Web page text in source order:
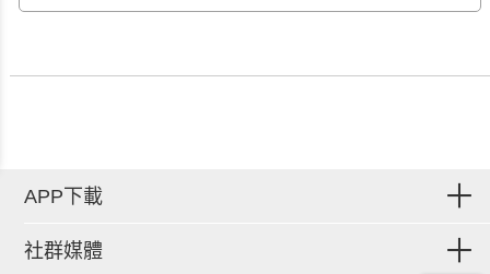
APP下載
社群媒體